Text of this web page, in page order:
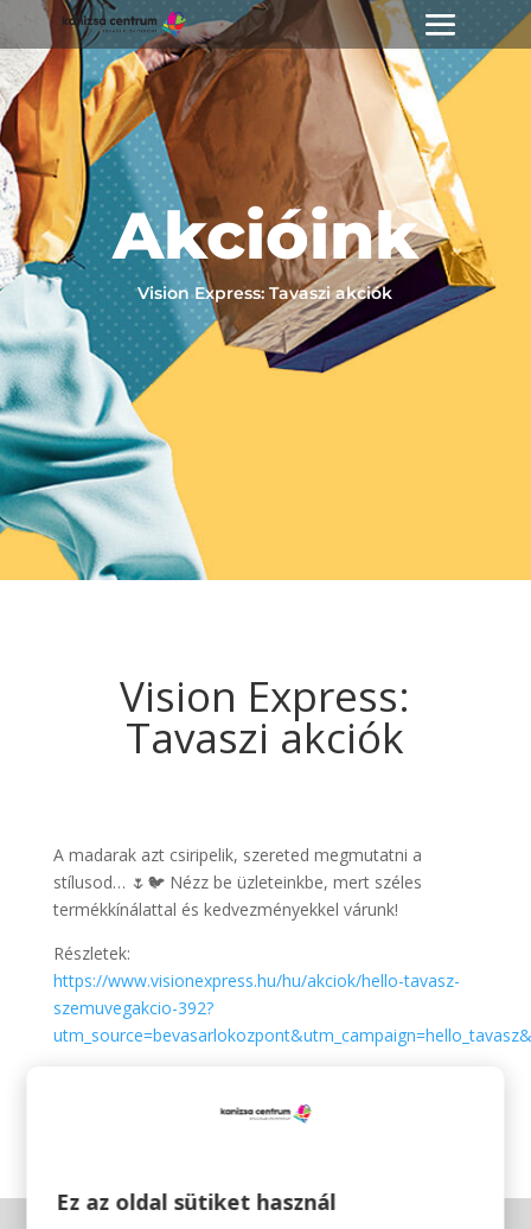
Akcióink
Vision Express: Tavaszi akciók
Vision Express:
Tavaszi akciók
A madarak azt csiripelik, szereted megmutatni a
stílusod… 🌷🐦 Nézz be üzleteinkbe, mert széles
termékkínálattal és kedvezményekkel várunk!
Részletek:
https://www.visionexpress.hu/hu/akciok/hello-tavasz-
szemuvegakcio-392?
Ez az oldal sütiket használ